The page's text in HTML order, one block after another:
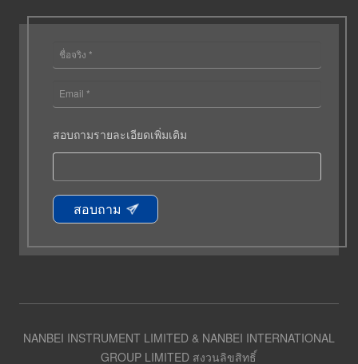
สอบถามรายละเอียดเพิ่มเติม
สอบถาม
NANBEI INSTRUMENT LIMITED & NANBEI INTERNATIONAL
GROUP LIMITED สงวนลิขสิทธิ์